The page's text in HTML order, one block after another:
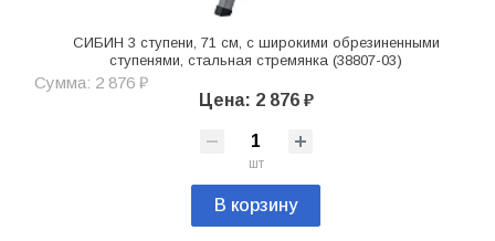
СИБИН 3 ступени, 71 см, c широкими обрезиненными
ступенями, стальная стремянка (38807-03)
Сумма: 2 876 ₽
Цена: 2 876 ₽
шт
В корзину